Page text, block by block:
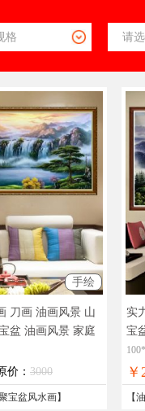
手绘
刀画 油画风景 山
盆 油画风景 家庭
挂画
精品风景油画，
价： 3000
宝盆风水画】
实
宝
店
在
￥
【